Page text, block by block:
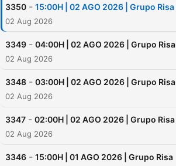
3350 - 15:00H | 02 AGO 2026 | Grupo Risa
02 Aug 2026
3349 - 04:00H | 02 AGO 2026 | Grupo Risa
02 Aug 2026
3348 - 03:00H | 02 AGO 2026 | Grupo Risa
02 Aug 2026
3347 - 02:00H | 02 AGO 2026 | Grupo Risa
02 Aug 2026
3346 - 15:00H | 01 AGO 2026 | Grupo Risa